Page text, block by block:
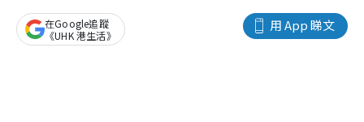
用 App 睇文
在Google追蹤
《UHK 港生活》